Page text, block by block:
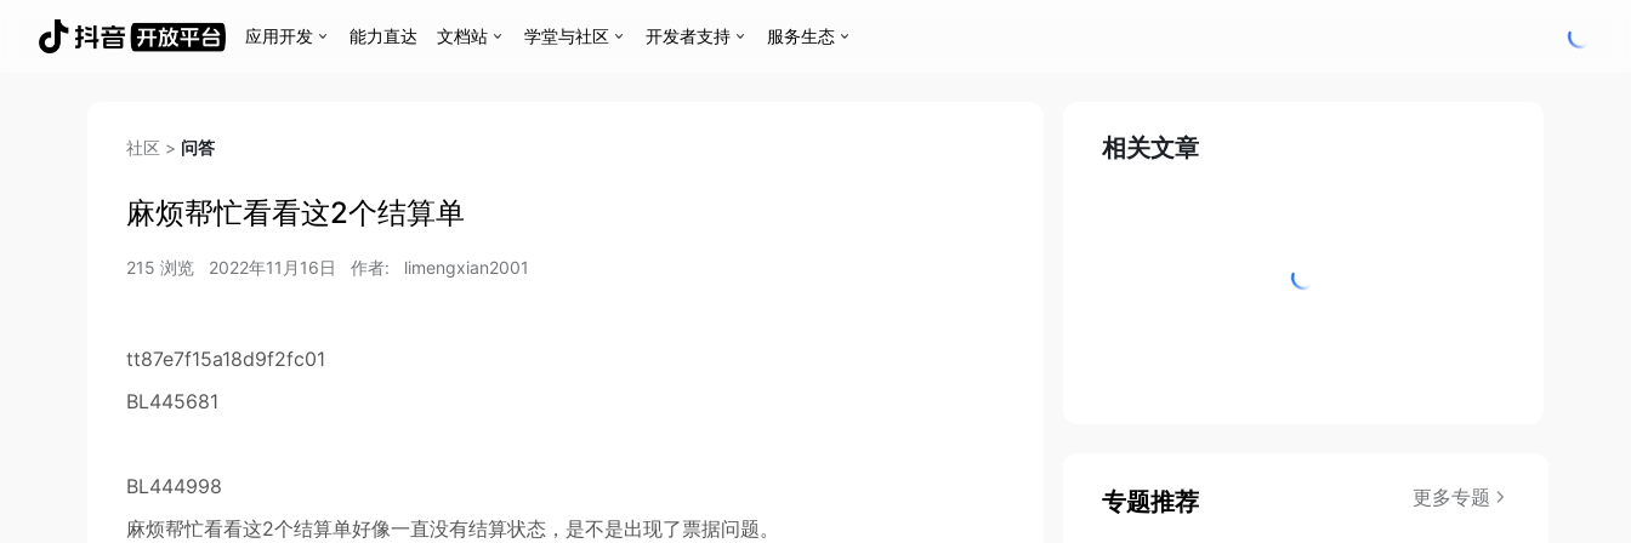
应用开发 能力直达 文档站 学堂与社区 开发者支持 服务生态
社区 > 问答
麻烦帮忙看看这2个结算单
215 浏览 2022年11月16日 作者: limengxian2001
tt87e7f15a18d9f2fc01
BL445681
BL444998
麻烦帮忙看看这2个结算单好像一直没有结算状态，是不是出现了票据问题。
相关文章
专题推荐 更多专题